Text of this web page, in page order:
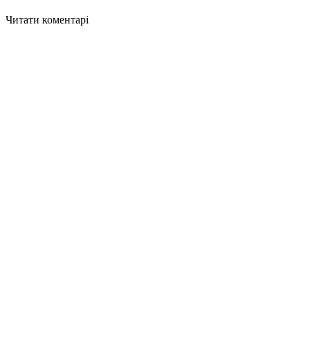
Читати коментарі